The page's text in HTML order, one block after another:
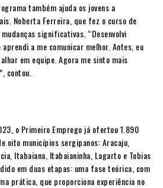
também ajuda os jovens a
Noberta Ferreira, que fez o curso de
significativas. “Desenvolvi
a me comunicar melhor. Antes, eu
em equipe. Agora me sinto mais
contou.
o Primeiro Emprego já ofertou 1.890
oito municípios sergipanos: Aracaju,
Itabaiana, Itabaianinha, Lagarto e Tobias
em duas etapas: uma fase teórica, com
prática, que proporciona experiência no